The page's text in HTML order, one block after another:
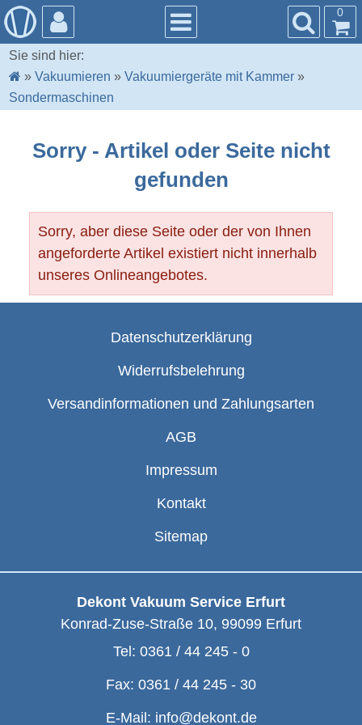
0
Sie sind hier:
»Vakuumieren »Vakuumiergeräte mit Kammer »
Sondermaschinen
Sorry - Artikel oder Seite nicht
gefunden
Sorry, aber diese Seite oder der von Ihnen
angeforderte Artikel existiert nicht innerhalb
unseres Onlineangebotes.
Datenschutzerklärung
Widerrufsbelehrung
Versandinformationen und Zahlungsarten
AGB
Impressum
Kontakt
Sitemap
Dekont Vakuum Service Erfurt
Konrad-Zuse-Straße 10, 99099 Erfurt
Tel: 0361 / 44 245 - 0
Fax: 0361 / 44 245 - 30
E-Mail: info@dekont.de